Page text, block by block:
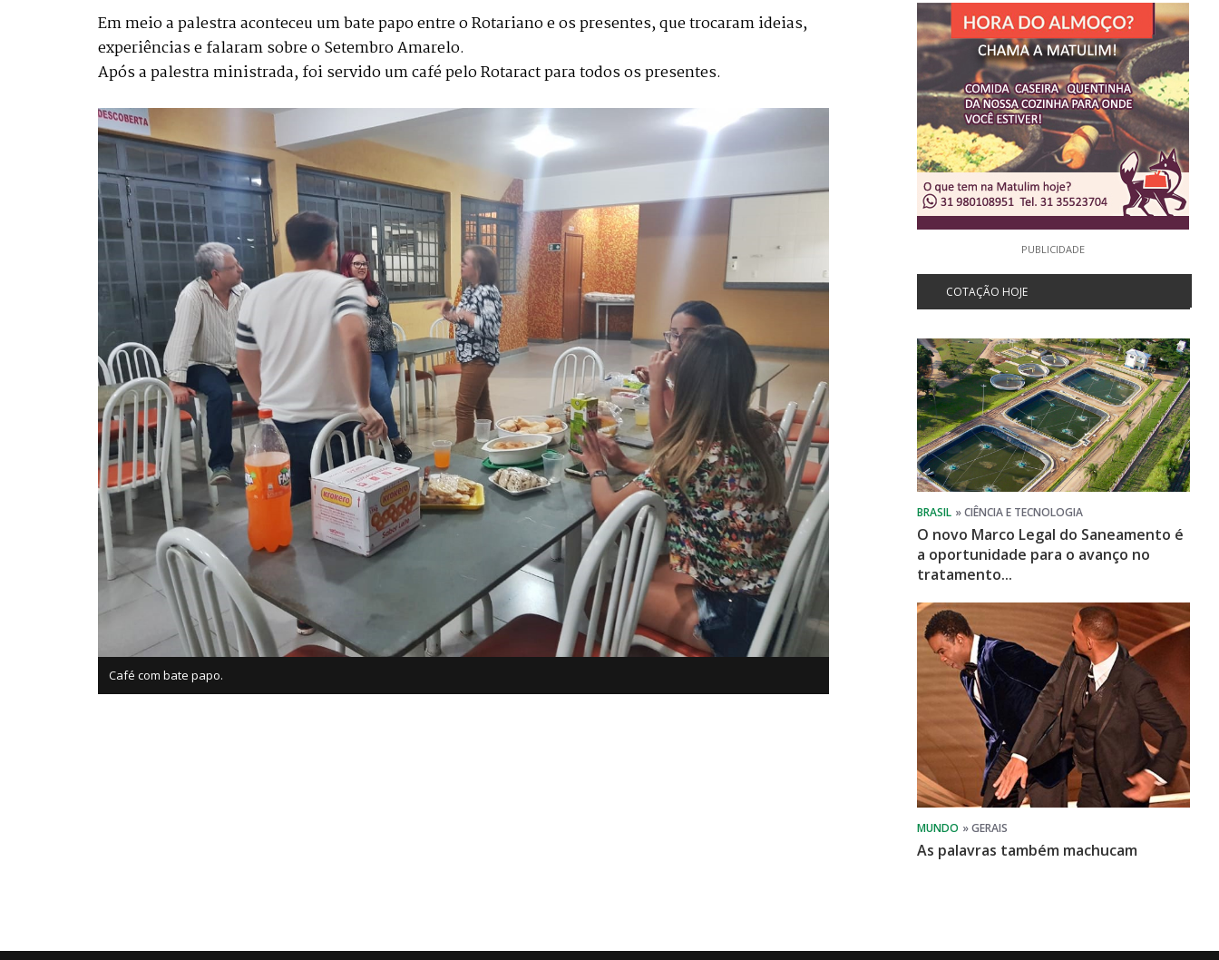
Em meio a palestra aconteceu um bate papo entre o Rotariano e os presentes, que trocaram ideias,
experiências e falaram sobre o Setembro Amarelo.
Após a palestra ministrada, foi servido um café pelo Rotaract para todos os presentes.
Café com bate papo.
PUBLICIDADE
COTAÇÃO HOJE
O novo Marco Legal do Saneamento é
a oportunidade para o avanço no
tratamento...
As palavras também machucam